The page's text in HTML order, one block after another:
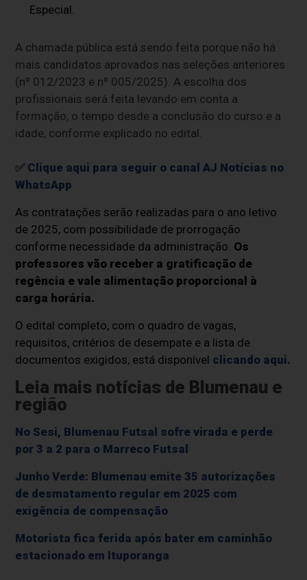
Especial.
A chamada pública está sendo feita porque não há
mais candidatos aprovados nas seleções anteriores
(nº 012/2023 e nº 005/2025). A escolha dos
profissionais será feita levando em conta a
formação, o tempo desde a conclusão do curso e a
idade, conforme explicado no edital.
✅ Clique aqui para seguir o canal AJ Notícias no
WhatsApp
As contratações serão realizadas para o ano letivo
de 2025, com possibilidade de prorrogação
conforme necessidade da administração. Os
professores vão receber a gratificação de
regência e vale alimentação proporcional à
carga horária.
O edital completo, com o quadro de vagas,
requisitos, critérios de desempate e a lista de
documentos exigidos, está disponível clicando aqui.
Leia mais notícias de Blumenau e
região
No Sesi, Blumenau Futsal sofre virada e perde
por 3 a 2 para o Marreco Futsal
Junho Verde: Blumenau emite 35 autorizações
de desmatamento regular em 2025 com
exigência de compensação
Motorista fica ferida após bater em caminhão
estacionado em Ituporanga